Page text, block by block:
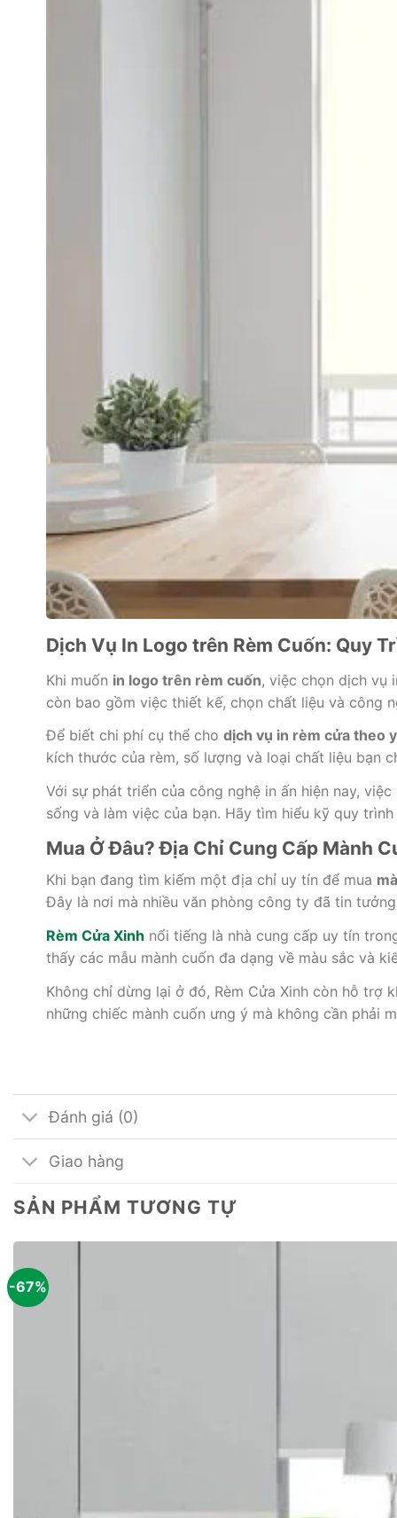
Dịch Vụ In Logo trên Rèm Cuốn: Quy
Khi muốn in logo trên rèm cuốn, việc chọn dịch vụ
còn bao gồm việc thiết kế, chọn chất liệu và công
Để biết chi phí cụ thể cho dịch vụ in rèm cửa theo
kích thước của rèm, số lượng và loại chất liệu bạn
Với sự phát triển của công nghệ in ấn hiện nay,
sống và làm việc của bạn. Hãy tìm hiểu kỹ quy
Mua Ở Đâu? Địa Chỉ Cung Cấp Mành
Khi bạn đang tìm kiếm một địa chỉ uy tín để mua
Đây là nơi mà nhiều văn phòng công ty đã tin
Rèm Cửa Xinh nổi tiếng là nhà cung cấp uy tín
thấy các mẫu mành cuốn đa dạng về màu sắc và
Không chỉ dừng lại ở đó, Rèm Cửa Xinh còn hỗ
những chiếc mành cuốn ưng ý mà không cần phải
Đánh giá (0)
Giao hàng
SẢN PHẨM TƯƠNG TỰ
-67%